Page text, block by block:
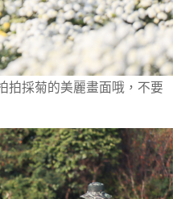
拍採菊的美麗畫面哦，不要